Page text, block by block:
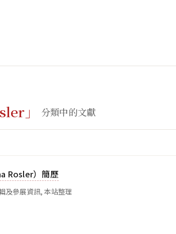
」 分類中的文獻
Rosler）簡歷
及參展資訊, 本站整理